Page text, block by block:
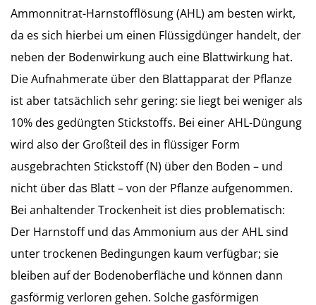
Ammonnitrat-Harnstofflösung (AHL) am besten wirkt,
da es sich hierbei um einen Flüssigdünger handelt, der
neben der Bodenwirkung auch eine Blattwirkung hat.
Die Aufnahmerate über den Blattapparat der Pflanze
ist aber tatsächlich sehr gering: sie liegt bei weniger als
10% des gedüngten Stickstoffs. Bei einer AHL-Düngung
wird also der Großteil des in flüssiger Form
ausgebrachten Stickstoff (N) über den Boden – und
nicht über das Blatt – von der Pflanze aufgenommen.
Bei anhaltender Trockenheit ist dies problematisch:
Der Harnstoff und das Ammonium aus der AHL sind
unter trockenen Bedingungen kaum verfügbar; sie
bleiben auf der Bodenoberfläche und können dann
gasförmig verloren gehen. Solche gasförmigen